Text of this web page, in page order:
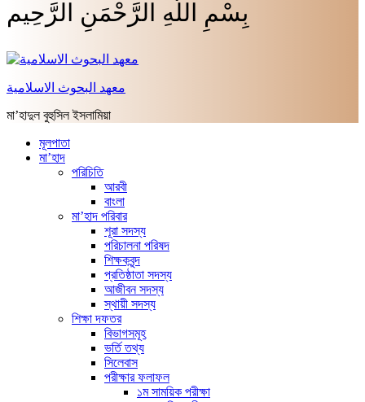
بِسْمِ اللَّهِ الرَّحْمَنِ الرَّحِيم
معهد البحوث الاسلامية
মা’হাদুল বুহুসিল ইসলামিয়া
মূলপাতা
মা’হাদ
পরিচিতি
আরবী
বাংলা
মা’হাদ পরিবার
শূরা সদস্য
পরিচালনা পরিষদ
শিক্ষকবৃন্দ
প্রতিষ্ঠাতা সদস্য
আজীবন সদস্য
স্থায়ী সদস্য
শিক্ষা দফতর
বিভাগসমূহ
ভর্তি তথ্য
সিলেবাস
পরীক্ষার ফলাফল
১ম সাময়িক পরীক্ষা